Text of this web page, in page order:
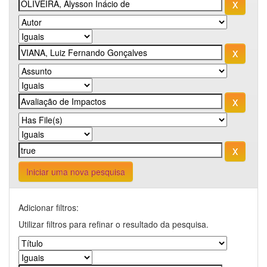
Iniciar uma nova pesquisa
Adicionar filtros:
Utilizar filtros para refinar o resultado da pesquisa.